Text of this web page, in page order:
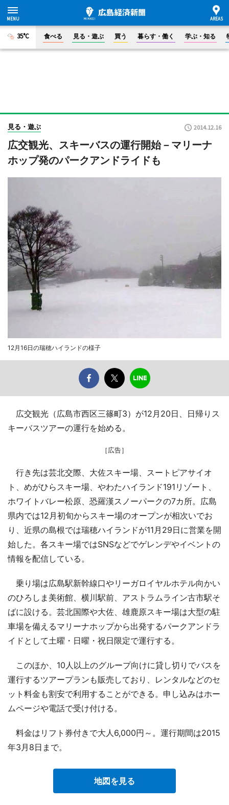
35°C 食べる 見る・遊ぶ 買う 暮らす・働く 学ぶ・知る
見る・遊ぶ 2014.12.16
広交観光、スキーバスの運行開始－マリーナ
ホップ発のパークアンドライドも
12月16日の瑞穂ハイランドの様子
広交観光（広島市西区三篠町3）が12月20日、日帰りス
キーバスツアーの運行を始める。
［広告］
行き先は芸北交際、大佐スキー場、スートピアサイオ
ト、めがひらスキー場、やわたハイランド191リゾート、
ホワイトバレー松原、恐羅漢スノーパークの7カ所。広島
県内では12月初旬からスキー場のオープンが相次いでお
り、近県の島根では瑞穂ハイランドが11月29日に営業を開
始した。各スキー場ではSNSなどでゲレンデやイベントの
情報を配信している。
乗り場は広島駅新幹線口やリーガロイヤルホテル向かい
のひろしま美術館、横川駅前、アストラムライン古市駅そ
ばに設ける。芸北国際や大佐、雄鹿原スキー場は大型の駐
車場を備えるマリーナホップから出発するパークアンドラ
イドとして土曜・日曜・祝日限定で運行する。
このほか、10人以上のグループ向けに貸し切りでバスを
運行するツアープランも販売しており、レンタルなどのセ
ット料金も割安で利用することができる。申し込みはホー
ムページや電話で受け付ける。
料金はリフト券付きで大人6,000円～。運行期間は2015
年3月8日まで。
地図を見る